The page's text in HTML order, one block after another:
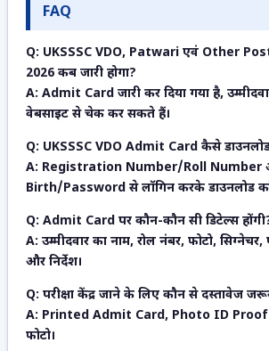
FAQ
Q: UKSSSC VDO, Patwari एवं Other
2026 कब जारी होगा?
A: Admit Card जारी कर दिया गया है,
वेबसाइट से चेक कर सकते हैं।
Q: UKSSSC VDO Admit Card कैसे
A: Registration Number/Roll
Birth/Password से लॉगिन करके डाउनलोड
Q: Admit Card पर कौन-कौन सी डिटेल्स
A: उम्मीदवार का नाम, रोल नंबर, फोटो, सिग्नेचर,
और निर्देश।
Q: परीक्षा केंद्र जाने के लिए कौन से दस्तावेज
A: Printed Admit Card, Photo ID Proof
फोटो।